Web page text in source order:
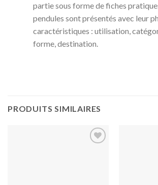
partie sous forme de fiches
pendules sont présentés avec leur
caractéristiques : utilisation,
forme, destination.
PRODUITS SIMILAIRES